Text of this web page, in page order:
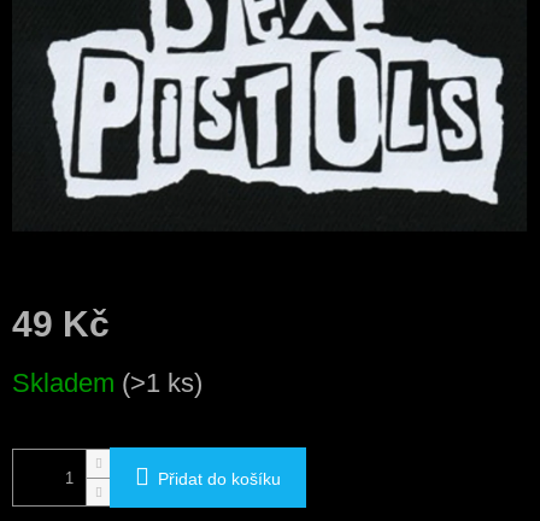
49 Kč
cena:
Skladem (>1 ks)
Přidat do košíku